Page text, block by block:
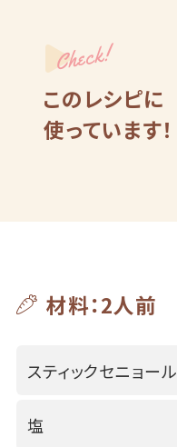
Check!
このレシピに
使っています！
材料：2人前
スティックセニョール
塩